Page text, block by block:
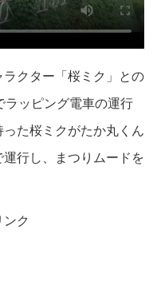
クター「桜ミク」との
ラッピング電車の運行
た桜ミクがたか丸くん
行し、まつりムードを
ンク